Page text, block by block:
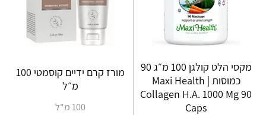
מקסי הלט קולגן 100 מ״ג 90
כמוסות | Maxi Health
Collagen H.A. 1000 Mg 90
Caps
מורז קרם ידיים קוסמטי 100
מ״ל
100 מ"ל